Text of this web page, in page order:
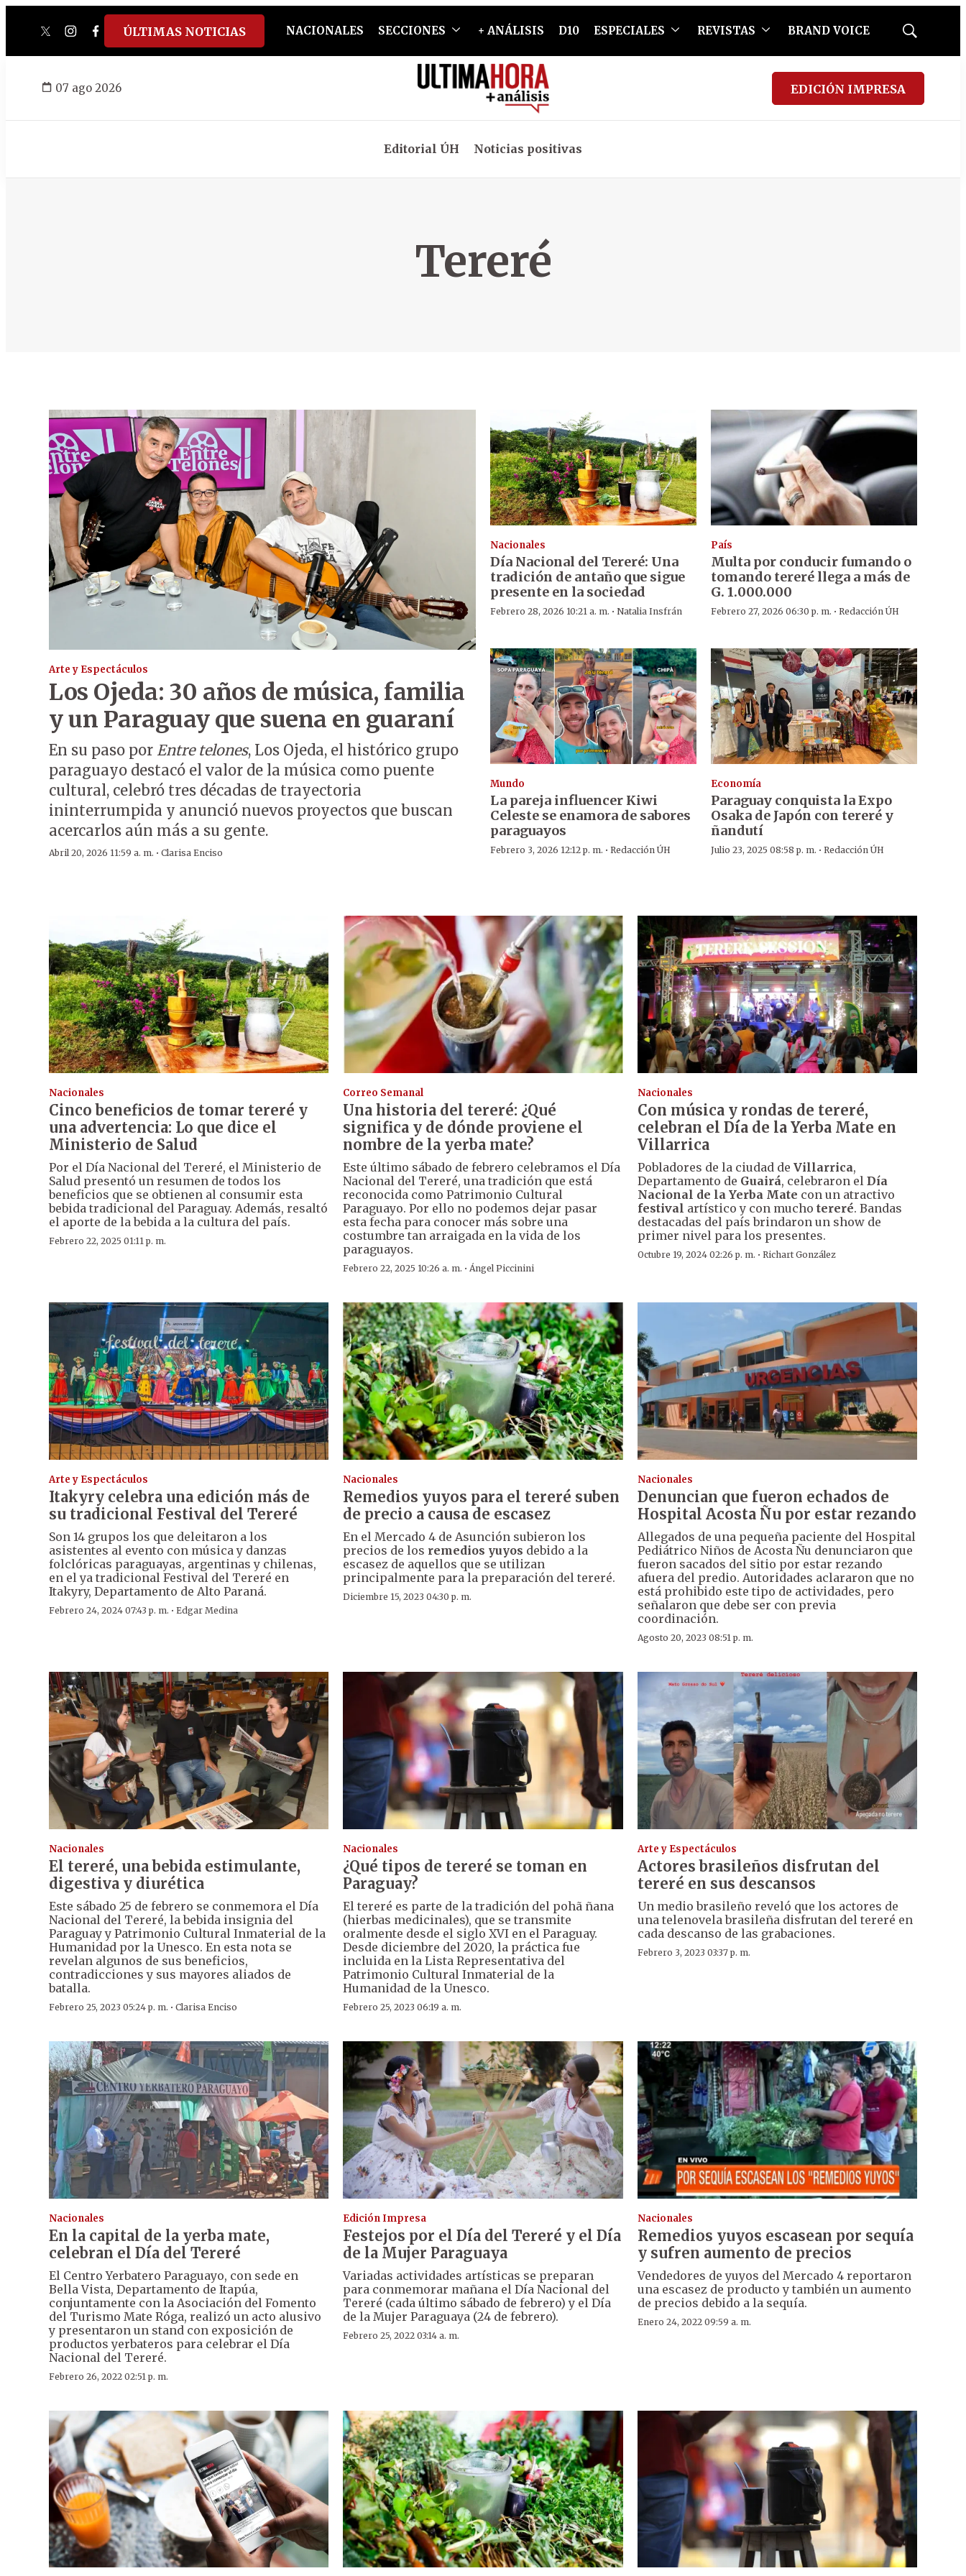
twitterinstagram
facebook
tiktokyoutube
spotify
ÚLTIMAS NOTICIAS NACIONALES SECCIONES + ANÁLISIS D10 ESPECIALES REVISTAS BRAND VOICE
Mostrar
07 ago 2026 EDICIÓN IMPRESA
Editorial ÚH Noticias positivas
Tereré
Arte y Espectáculos
Los Ojeda: 30 años de música, familia
y un Paraguay que suena en guaraní
En su paso por Entre telones, Los Ojeda, el histórico grupo
paraguayo destacó el valor de la música como puente
cultural, celebró tres décadas de trayectoria
ininterrumpida y anunció nuevos proyectos que buscan
acercarlos aún más a su gente.
Abril 20, 2026 11:59 a. m. · Clarisa Enciso
Nacionales
Día Nacional del Tereré: Una
tradición de antaño que sigue
presente en la sociedad
Febrero 28, 2026 10:21 a. m. · Natalia Insfrán
País
Multa por conducir fumando o
tomando tereré llega a más de
G. 1.000.000
Febrero 27, 2026 06:30 p. m. · Redacción ÚH
Mundo
La pareja influencer Kiwi
Celeste se enamora de sabores
paraguayos
Febrero 3, 2026 12:12 p. m. · Redacción ÚH
Economía
Paraguay conquista la Expo
Osaka de Japón con tereré y
ñandutí
Julio 23, 2025 08:58 p. m. · Redacción ÚH
Nacionales
Cinco beneficios de tomar tereré y
una advertencia: Lo que dice el
Ministerio de Salud
Por el Día Nacional del Tereré, el Ministerio de
Salud presentó un resumen de todos los
beneficios que se obtienen al consumir esta
bebida tradicional del Paraguay. Además, resaltó
el aporte de la bebida a la cultura del país.
Febrero 22, 2025 01:11 p. m.
Correo Semanal
Una historia del tereré: ¿Qué
significa y de dónde proviene el
nombre de la yerba mate?
Este último sábado de febrero celebramos el Día
Nacional del Tereré, una tradición que está
reconocida como Patrimonio Cultural
Paraguayo. Por ello no podemos dejar pasar
esta fecha para conocer más sobre una
costumbre tan arraigada en la vida de los
paraguayos.
Febrero 22, 2025 10:26 a. m. ·Ángel Piccinini
Nacionales
Con música y rondas de tereré,
celebran el Día de la Yerba Mate en
Villarrica
Pobladores de la ciudad de Villarrica,
Departamento de Guairá, celebraron el Día
Nacional de la Yerba Mate con un atractivo
festival artístico y con mucho tereré. Bandas
destacadas del país brindaron un show de
primer nivel para los presentes.
Octubre 19, 2024 02:26 p. m. · Richart González
Arte y Espectáculos
Itakyry celebra una edición más de
su tradicional Festival del Tereré
Son 14 grupos los que deleitaron a los
asistentes al evento con música y danzas
folclóricas paraguayas, argentinas y chilenas,
en el ya tradicional Festival del Tereré en
Itakyry, Departamento de Alto Paraná.
Febrero 24, 2024 07:43 p. m. · Edgar Medina
Nacionales
Remedios yuyos para el tereré suben
de precio a causa de escasez
En el Mercado 4 de Asunción subieron los
precios de los remedios yuyos debido a la
escasez de aquellos que se utilizan
principalmente para la preparación del tereré.
Diciembre 15, 2023 04:30 p. m.
Nacionales
Denuncian que fueron echados de
Hospital Acosta Ñu por estar rezando
Allegados de una pequeña paciente del Hospital
Pediátrico Niños de Acosta Ñu denunciaron que
fueron sacados del sitio por estar rezando
afuera del predio. Autoridades aclararon que no
está prohibido este tipo de actividades, pero
señalaron que debe ser con previa
coordinación.
Agosto 20, 2023 08:51 p. m.
Nacionales
El tereré, una bebida estimulante,
digestiva y diurética
Este sábado 25 de febrero se conmemora el Día
Nacional del Tereré, la bebida insignia del
Paraguay y Patrimonio Cultural Inmaterial de la
Humanidad por la Unesco. En esta nota se
revelan algunos de sus beneficios,
contradicciones y sus mayores aliados de
batalla.
Febrero 25, 2023 05:24 p. m. · Clarisa Enciso
Nacionales
¿Qué tipos de tereré se toman en
Paraguay?
El tereré es parte de la tradición del pohã ñana
(hierbas medicinales), que se transmite
oralmente desde el siglo XVI en el Paraguay.
Desde diciembre del 2020, la práctica fue
incluida en la Lista Representativa del
Patrimonio Cultural Inmaterial de la
Humanidad de la Unesco.
Febrero 25, 2023 06:19 a. m.
Arte y Espectáculos
Actores brasileños disfrutan del
tereré en sus descansos
Un medio brasileño reveló que los actores de
una telenovela brasileña disfrutan del tereré en
cada descanso de las grabaciones.
Febrero 3, 2023 03:37 p. m.
Nacionales
En la capital de la yerba mate,
celebran el Día del Tereré
El Centro Yerbatero Paraguayo, con sede en
Bella Vista, Departamento de Itapúa,
conjuntamente con la Asociación del Fomento
del Turismo Mate Róga, realizó un acto alusivo
y presentaron un stand con exposición de
productos yerbateros para celebrar el Día
Nacional del Tereré.
Febrero 26, 2022 02:51 p. m.
Edición Impresa
Festejos por el Día del Tereré y el Día
de la Mujer Paraguaya
Variadas actividades artísticas se preparan
para conmemorar mañana el Día Nacional del
Tereré (cada último sábado de febrero) y el Día
de la Mujer Paraguaya (24 de febrero).
Febrero 25, 2022 03:14 a. m.
Nacionales
Remedios yuyos escasean por sequía
y sufren aumento de precios
Vendedores de yuyos del Mercado 4 reportaron
una escasez de producto y también un aumento
de precios debido a la sequía.
Enero 24, 2022 09:59 a. m.